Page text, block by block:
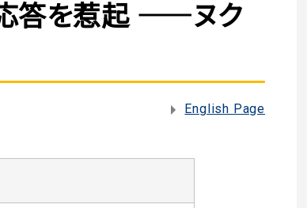
答を惹起 ――ヌク
English Page